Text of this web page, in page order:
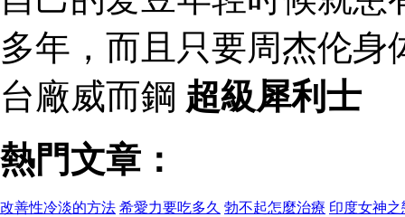
多年，而且只要周杰伦
台廠威而鋼 超級犀利士
熱門文章：
改善性冷淡的方法 希愛力要吃多久 勃不起怎麼治療 印度女神